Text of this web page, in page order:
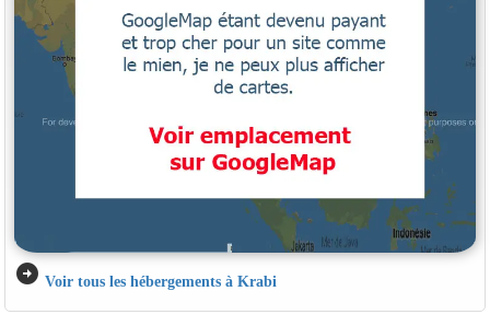
arrow_circle_right Voir tous les hébergements à Krabi